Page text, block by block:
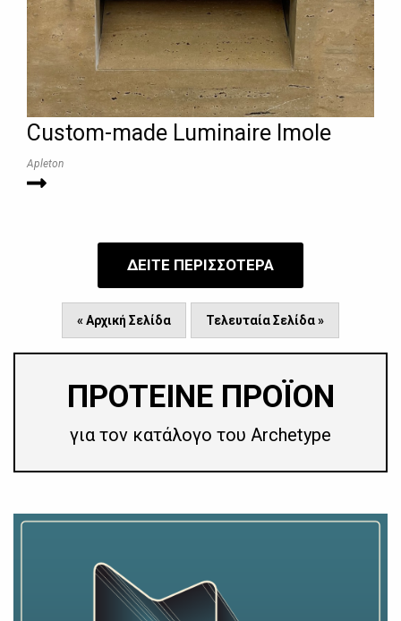
Custom-made Luminaire Imole
Apleton
ΔΕΙΤΕ ΠΕΡΙΣΣΟΤΕΡΑ
« Αρχική Σελίδα Τελευταία Σελίδα »
ΠΡΟΤΕΙΝΕ ΠΡΟΪΟΝ
για τον κατάλογο του Archetype